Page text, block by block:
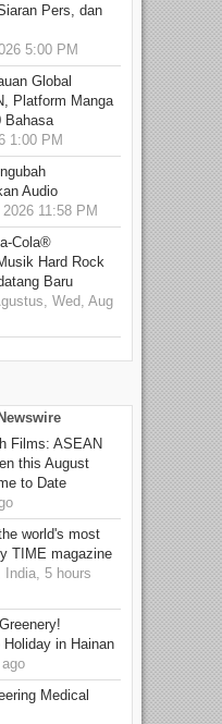
Pers, dan
5:00 PM
Global
Platform Manga
Bahasa
1:00 PM
Audio
11:58 PM
Cola®
Hard Rock
Baru
Wed, Aug
Films: ASEAN
this August
to Date
world's most
TIME magazine
India, 5 hours
in Hainan
Medical